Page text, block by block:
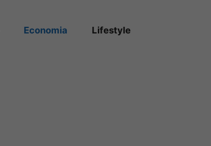
Economia Lifestyle